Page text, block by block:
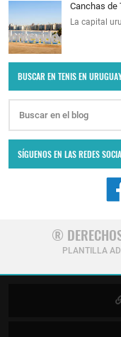
Canchas de
La capital
BUSCAR EN TENIS EN
SÍGUENOS EN LAS REDES
®
PLANTILLA